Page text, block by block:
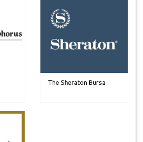
The Sheraton Bursa